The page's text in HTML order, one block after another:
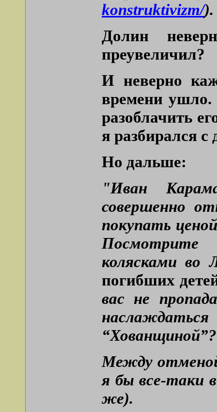
konstruktivizm/).
Долин
преувеличил?
И неверно
времени ушло.
разоблачить
я разбирался с
Но дальше:
"Иван
совершенно
покупать
колясками во
погибших
вас не
“Хованщиной”?
Между
я бы все-таки
же).